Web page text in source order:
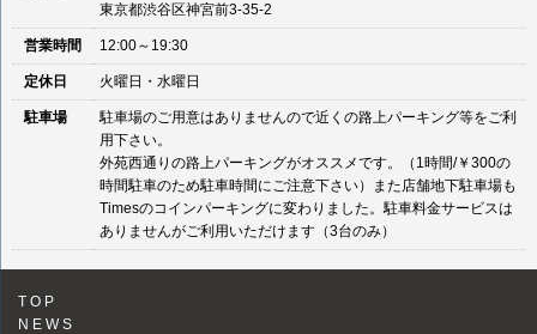
東京都渋谷区神宮前3-35-2
営業時間 12:00～19:30
定休日 火曜日・水曜日
駐車場
駐車場のご用意はありませんので近くの路上パーキング等をご利
用下さい。
外苑西通りの路上パーキングがオススメです。（1時間/￥300の
時間駐車のため駐車時間にご注意下さい）また店舗地下駐車場も
Timesのコインパーキングに変わりました。駐車料金サービスは
ありませんがご利用いただけます（3台のみ）
TOP
NEWS